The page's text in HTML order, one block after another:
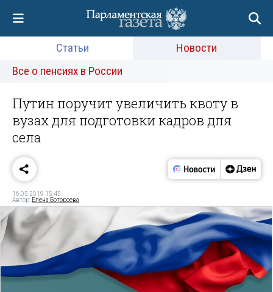
Статьи
Новости
Все о пенсиях в России
Путин поручит увеличить квоту в
вузах для подготовки кадров для
села
16.05.2019 15:45
Автор: Елена Ботороева